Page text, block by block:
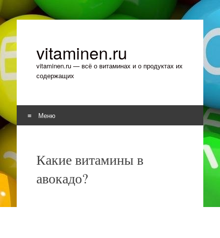
vitaminen.ru
vitaminen.ru — всё о витаминах и о продуктах их
содержащих
Меню
Какие витамины в
авокадо?